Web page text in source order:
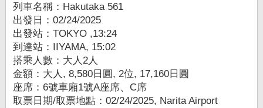
列車名稱：Hakutaka 561
出發日：02/24/2025
出發站：TOKYO ,13:24
到達站：IIYAMA, 15:02
搭乘人數：大人2人
金額：大人, 8,580日圓, 2位, 17,160日圓
座席：6號車廂1號A座席、C席
取票日期/取票地點：02/24/2025, Narita Airport